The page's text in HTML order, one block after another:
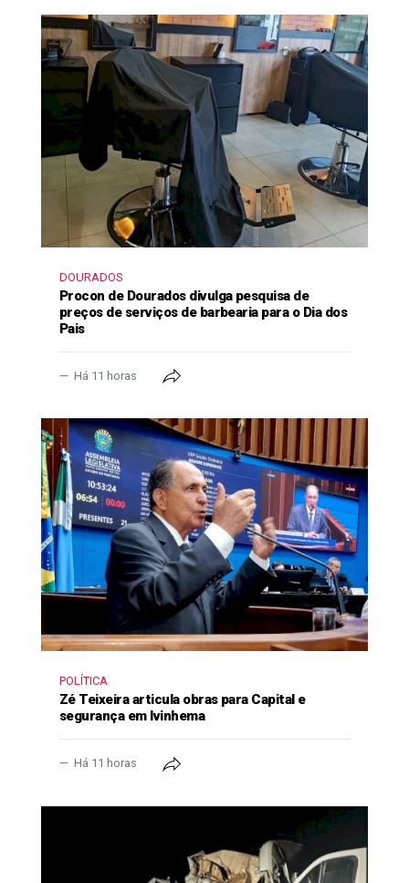
DOURADOS
Procon de Dourados divulga pesquisa de
preços de serviços de barbearia para o Dia dos
Pais
Há 11 horas
POLÍTICA
Zé Teixeira articula obras para Capital e
segurança em Ivinhema
Há 11 horas